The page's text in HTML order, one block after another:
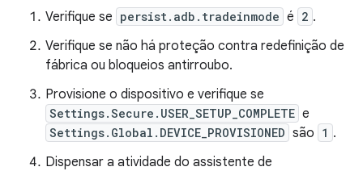
Verifique se persist.adb.tradeinmode é 2 .
Verifique se não há proteção contra redefinição de
fábrica ou bloqueios antirroubo.
Provisione o dispositivo e verifique se
Settings.Secure.USER_SETUP_COMPLETE e
Settings.Global.DEVICE_PROVISIONED são 1 .
Dispensar a atividade do assistente de